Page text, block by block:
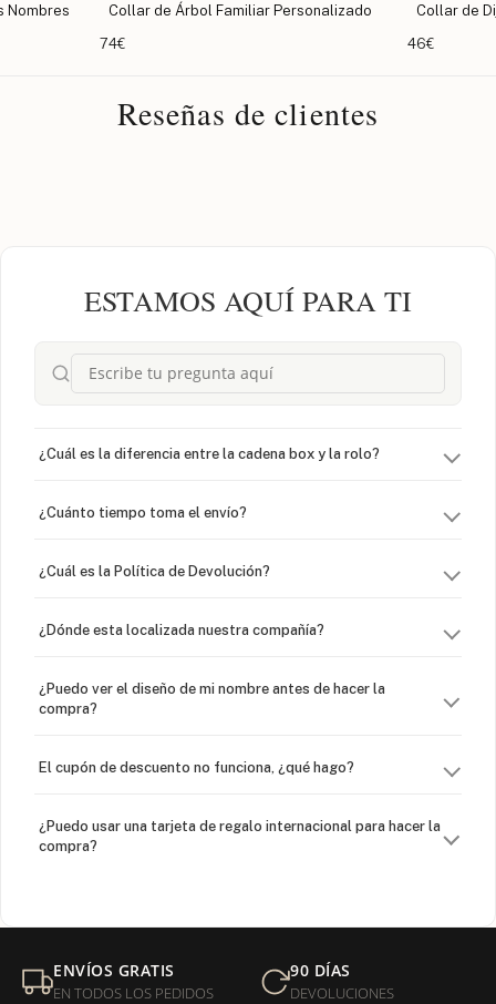
Nombres
Collar de Árbol Familiar Personalizado
74€
Collar de
46€
Reseñas de clientes
ESTAMOS AQUÍ PARA TI
¿Cuál es la diferencia entre la cadena box y la rolo?
¿Cuánto tiempo toma el envío?
¿Cuál es la Política de Devolución?
¿Dónde esta localizada nuestra compañía?
¿Puedo ver el diseño de mi nombre antes de hacer la
compra?
El cupón de descuento no funciona, ¿qué hago?
¿Puedo usar una tarjeta de regalo internacional para hacer la
compra?
Mi orden fue devuelta por USPS, ¿qué hago para que sea
entregada?
ENVÍOS GRATIS
EN TODOS LOS PEDIDOS
90 DÍAS
DEVOLUCIONES